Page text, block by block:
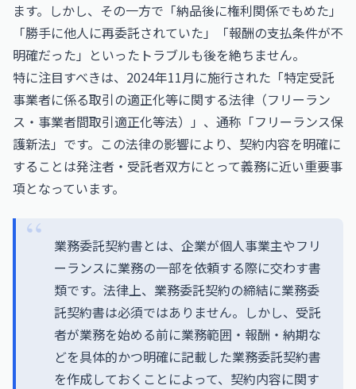
ます。しかし、その一方で「納品後に権利関係でもめた」
「勝手に他人に再委託されていた」「報酬の支払条件が不
明確だった」といったトラブルも後を絶ちません。
特に注目すべきは、2024年11月に施行された「特定受託
事業者に係る取引の適正化等に関する法律（フリーラン
ス・事業者間取引適正化等法）」、通称「フリーランス保
護新法」です。この法律の影響により、契約内容を明確に
することは発注者・受託者双方にとって義務に近い重要事
項となっています。
業務委託契約書とは、企業が個人事業主やフリ
ーランスに業務の一部を依頼する際に交わす書
類です。法律上、業務委託契約の締結に業務委
託契約書は必須ではありません。しかし、受託
者が業務を始める前に業務範囲・報酬・納期な
どを具体的かつ明確に記載した業務委託契約書
を作成しておくことによって、契約内容に関す